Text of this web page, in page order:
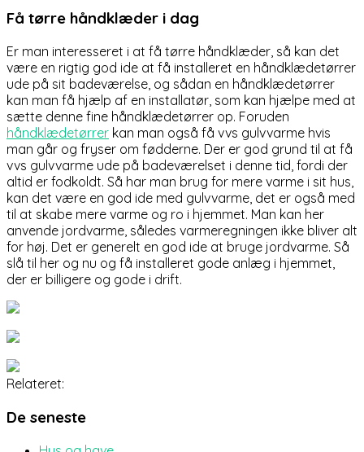
Få tørre håndklæder i dag
Er man interesseret i at få tørre håndklæder, så kan det
være en rigtig god ide at få installeret en håndklædetørrer
ude på sit badeværelse, og sådan en håndklædetørrer
kan man få hjælp af en installatør, som kan hjælpe med at
sætte denne fine håndklædetørrer op. Foruden
håndklædetørrer kan man også få vvs gulvvarme hvis
man går og fryser om fødderne. Der er god grund til at få
vvs gulvvarme ude på badeværelset i denne tid, fordi der
altid er fodkoldt. Så har man brug for mere varme i sit hus,
kan det være en god ide med gulvvarme, det er også med
til at skabe mere varme og ro i hjemmet. Man kan her
anvende jordvarme, således varmeregningen ikke bliver alt
for høj. Det er generelt en god ide at bruge jordvarme. Så
slå til her og nu og få installeret gode anlæg i hjemmet,
der er billigere og gode i drift.
Relateret:
De seneste